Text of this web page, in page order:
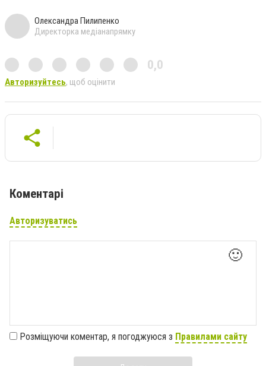
Олександра Пилипенко
Директорка медіанапрямку
0,0
Авторизуйтесь, щоб оцінити
Коментарі
Авторизуватись
🙂
Розміщуючи коментар, я погоджуюся з Правилами сайту